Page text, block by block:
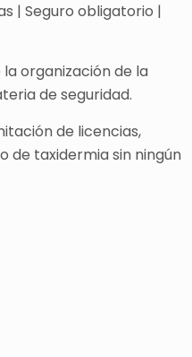
| Seguro obligatorio |
organización de la
de seguridad.
de licencias,
de taxidermia sin ningún